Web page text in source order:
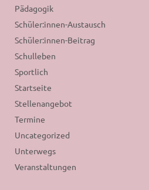
Pädagogik
Schüler:innen-Austausch
Schüler:innen-Beitrag
Schulleben
Sportlich
Startseite
Stellenangebot
Termine
Uncategorized
Unterwegs
Veranstaltungen